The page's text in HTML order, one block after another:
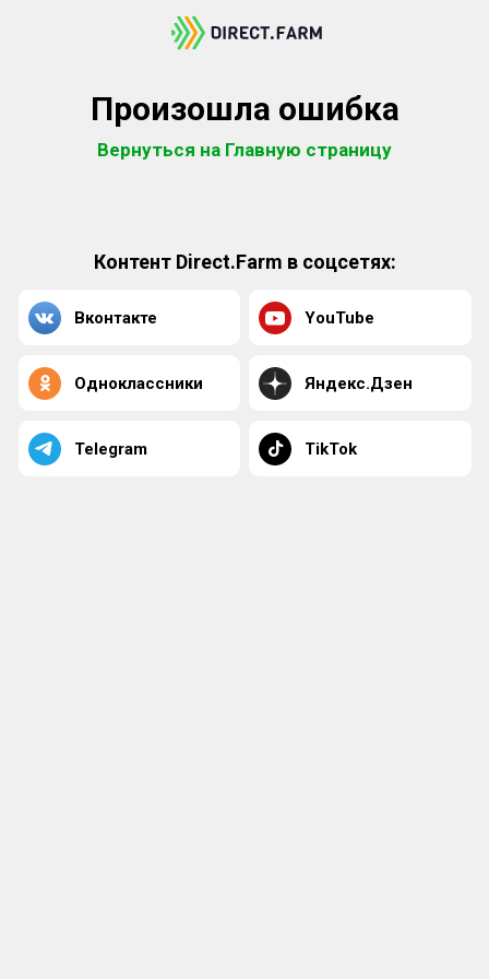
Произошла ошибка
Вернуться на Главную страницу
Контент Direct.Farm в соцсетях:
Вконтакте YouTube
Одноклассники Яндекс.Дзен
Telegram TikTok